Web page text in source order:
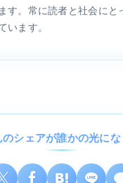
す。常に読者と社会にと
ます。
のシェアが誰かの光に